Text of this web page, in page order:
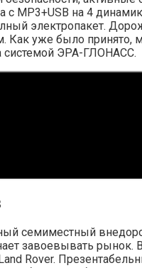
с MP3+USB на 4
электропакет.
Как уже было принято,
системой ЭРА-ГЛОНАСС.
семиместный
завоевывать рынок.
Rover.